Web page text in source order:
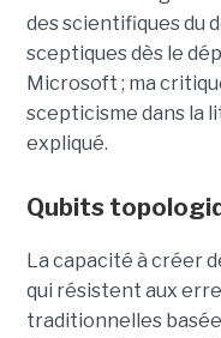
des scientifiques du
sceptiques dès le
Microsoft ; ma
scepticisme dans la
expliqué.
Qubits
La capacité à créer
qui résistent aux
traditionnelles